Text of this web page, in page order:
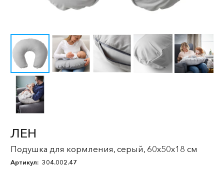
ЛЕН
Подушка для кормления, серый, 60x50x18 см
Артикул: 304.002.47